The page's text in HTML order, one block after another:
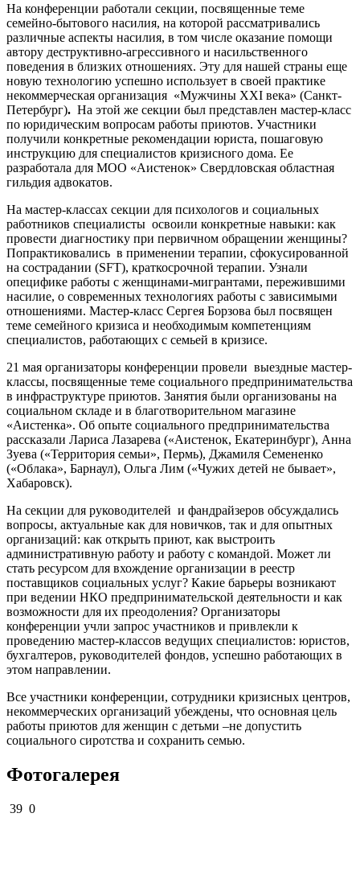
На конференции работали секции, посвященные теме
семейно-бытового насилия, на которой рассматривались
различные аспекты насилия, в том числе оказание помощи
автору деструктивно-агрессивного и насильственного
поведения в близких отношениях. Эту для нашей страны еще
новую технологию успешно использует в своей практике
некоммерческая организация «Мужчины XXI века» (Санкт-
Петербург). На этой же секции был представлен мастер-класс
по юридическим вопросам работы приютов. Участники
получили конкретные рекомендации юриста, пошаговую
инструкцию для специалистов кризисного дома. Ее
разработала для МОО «Аистенок» Свердловская областная
гильдия адвокатов.
На мастер-классах секции для психологов и социальных
работников специалисты освоили конкретные навыки: как
провести диагностику при первичном обращении женщины?
Попрактиковались в применении терапии, сфокусированной
на сострадании (SFT), краткосрочной терапии. Узнали
опецифике работы с женщинами-мигрантами, пережившими
насилие, о современных технологиях работы с зависимыми
отношениями. Мастер-класс Сергея Борзова был посвящен
теме семейного кризиса и необходимым компетенциям
специалистов, работающих с семьей в кризисе.
21 мая организаторы конференции провели выездные мастер-
классы, посвященные теме социального предпринимательства
в инфраструктуре приютов. Занятия были организованы на
социальном складе и в благотворительном магазине
«Аистенка». Об опыте социального предпринимательства
рассказали Лариса Лазарева («Аистенок, Екатеринбург), Анна
Зуева («Территория семьи», Пермь), Джамиля Семененко
(«Облака», Барнаул), Ольга Лим («Чужих детей не бывает»,
Хабаровск).
На секции для руководителей и фандрайзеров обсуждались
вопросы, актуальные как для новичков, так и для опытных
организаций: как открыть приют, как выстроить
административную работу и работу с командой. Может ли
стать ресурсом для вхождение организации в реестр
поставщиков социальных услуг? Какие барьеры возникают
при ведении НКО предпринимательской деятельности и как
возможности для их преодоления? Организаторы
конференции учли запрос участников и привлекли к
проведению мастер-классов ведущих специалистов: юристов,
бухгалтеров, руководителей фондов, успешно работающих в
этом направлении.
Все участники конференции, сотрудники кризисных центров,
некоммерческих организаций убеждены, что основная цель
работы приютов для женщин с детьми –не допустить
социального сиротства и сохранить семью.
Фотогалерея
39 0